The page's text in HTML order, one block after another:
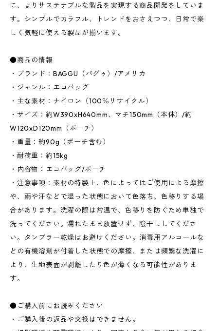
に、よりサステナブルな製品を実現する商品開発をしていま
す。シンプルでカラフル、トレンドをおさえつつ、日常で楽
しく気軽に使える製品が揃います。
●商品の情報
・ブランド：BAGGU（バグゥ）/アメリカ
・ジャンル：エコバッグ
・主な素材：ナイロン（100％リサイクル）
・サイズ：約W390xH640mm、マチ150mm（本体）/約
W120xD120mm（ポーチ）
・重量：約90g（ポーチ含む）
・耐荷重：約15kg
・内容物：エコバッグ/ポーチ
・注意事項：素材の特製上、色によってはご使用による摩擦
や、雨や汗などで湿った状態において色落ち、色移りする場
合があります。洗濯の際は常温で、色移りを防ぐため単独で
洗ってください。濡れたまま放置せず、陰干ししてくださ
い。タンブラー乾燥はお避けください。消毒用アルコールな
どの有機溶剤が付着した状態での摩擦、または頻繁な洗濯に
より、生地表面が剥離したり色が薄くなる可能性がありま
す。
●ご購入前にお読みください
・ご購入後の返品や交換はできません。